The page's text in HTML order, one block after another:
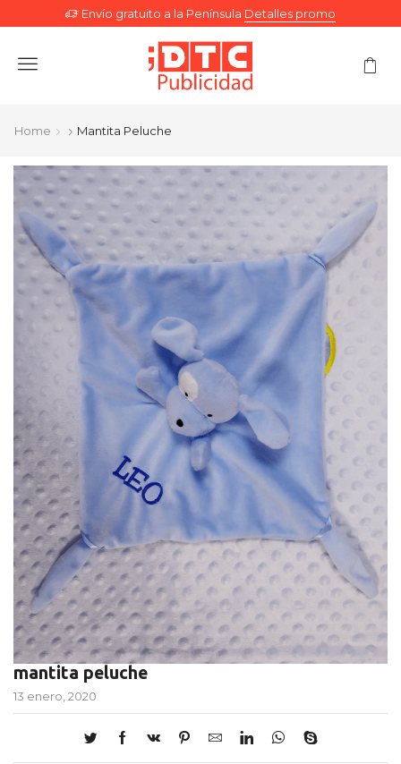
Envío gratuito a la Península Detalles promo
Menu
Home Mantita Peluche
mantita peluche
13 enero, 2020